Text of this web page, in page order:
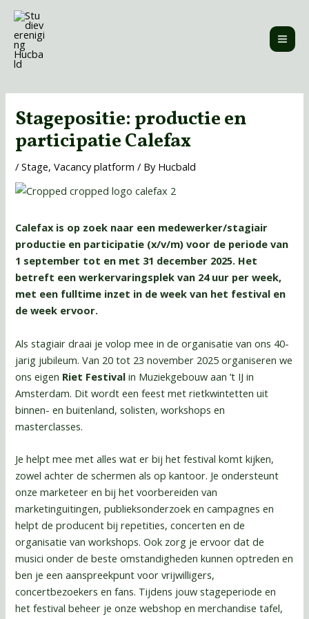
Skip
content
Stagepositie: productie en
participatie Calefax
/Stage,Vacancy platform / By Hucbald
Calefax is op zoek naar een medewerker/stagiair
productie en participatie (x/v/m) voor de periode van
1 september tot en met 31 december 2025. Het
betreft een werkervaringsplek van 24 uur per week,
met een fulltime inzet in de week van het festival en
de week ervoor.
Als stagiair draai je volop mee in de organisatie van ons 40-
jarig jubileum. Van 20 tot 23 november 2025 organiseren we
ons eigen Riet Festival in Muziekgebouw aan ’t IJ in
Amsterdam. Dit wordt een feest met rietkwintetten uit
binnen- en buitenland, solisten, workshops en
masterclasses.
Je helpt mee met alles wat er bij het festival komt kijken,
zowel achter de schermen als op kantoor. Je ondersteunt
onze marketeer en bij het voorbereiden van
marketinguitingen, publieksonderzoek en campagnes en
helpt de producent bij repetities, concerten en de
organisatie van workshops. Ook zorg je ervoor dat de
musici onder de beste omstandigheden kunnen optreden en
ben je een aanspreekpunt voor vrijwilligers,
concertbezoekers en fans. Tijdens jouw stageperiode en
het festival beheer je onze webshop en merchandise tafel,